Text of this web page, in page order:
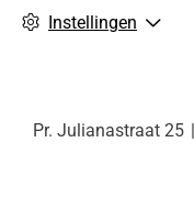
Instellingen
Pr. Julianastraat 25